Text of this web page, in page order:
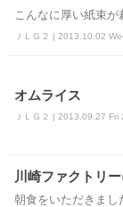
こんなに厚い紙束
ＪＬＧ２ | 2013.10.02
オムライス
ＪＬＧ２ | 2013.09.27 Fri
川崎ファクトリ
朝食をいただきまし